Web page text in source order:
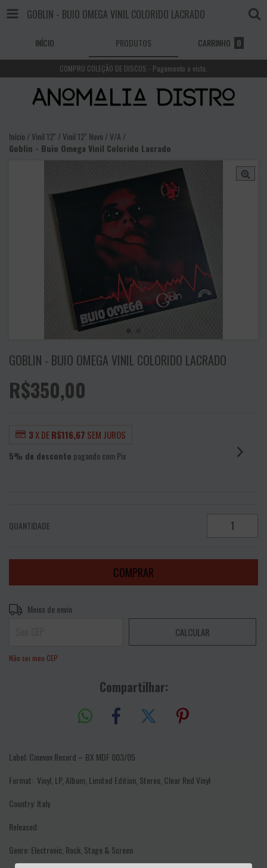
GOBLIN - BUIO OMEGA VINIL COLORIDO LACRADO
INÍCIO PRODUTOS CARRINHO 0
COMPRO COLEÇÃO DE DISCOS - Pagamento a vista.
Início /Vinil 12'' /Vinil 12'' Novo /V/A /
Goblin - Buio Omega Vinil Colorido Lacrado
GOBLIN - BUIO OMEGA VINIL COLORIDO LACRADO
R$350,00
3X DER$116,67 SEM JUROS
5% de desconto pagando com Pix
QUANTIDADE
Entregas para o CEP:
Meios de envio
CALCULAR
Não sei meu CEP
Compartilhar:
Label: Cinevox Record – BX MDF 003/05
Format: Vinyl, LP, Album, Limited Edition, Stereo, Clear Red Vinyl
Country: Italy
Released:
Genre: Electronic, Rock, Stage & Screen